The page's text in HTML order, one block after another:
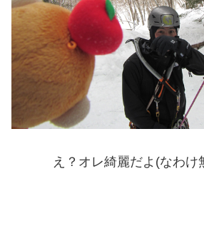
え？オレ綺麗だよ(なわけ